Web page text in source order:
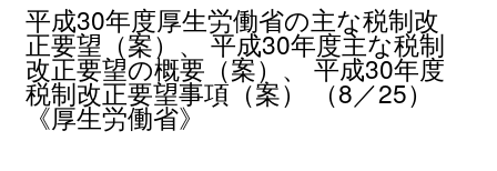
平成30年度厚生労働省の主な税制改
正要望（案）、 平成30年度主な税制
改正要望の概要（案）、 平成30年度
税制改正要望事項（案） （8／25）
《厚生労働省》